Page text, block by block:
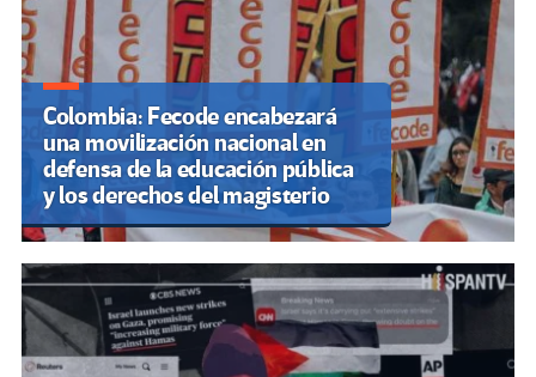
Colombia: Fecode encabezará
una movilización nacional en
defensa de la educación pública
y los derechos del magisterio